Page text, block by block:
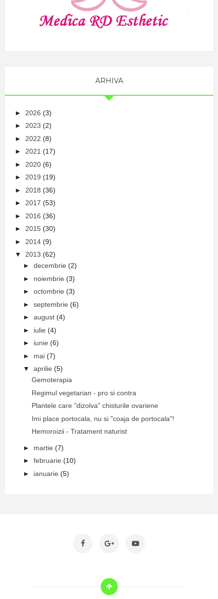
ARHIVA
► 2026 (3)
► 2023 (2)
► 2022 (8)
► 2021 (17)
► 2020 (6)
► 2019 (19)
► 2018 (36)
► 2017 (53)
► 2016 (36)
► 2015 (30)
► 2014 (9)
▼
2013 (62)
► decembrie (2)
► noiembrie (3)
► octombrie (3)
► septembrie (6)
► august (4)
► iulie (4)
► iunie (6)
► mai (7)
▼
aprilie (5)
Gemoterapia
Regimul vegetarian - pro si contra
Plantele care "dizolva" chisturile ovariene
Imi place portocala, nu si "coaja de portocala"!
Hemoroizii - Tratament naturist
► martie (7)
► februarie (10)
► ianuarie (5)